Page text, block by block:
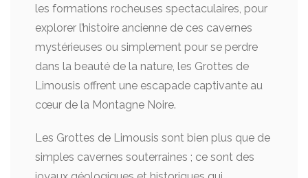
les formations rocheuses spectaculaires, pour
explorer l’histoire ancienne de ces cavernes
mystérieuses ou simplement pour se perdre
dans la beauté de la nature, les Grottes de
Limousis offrent une escapade captivante au
cœur de la Montagne Noire.
Les Grottes de Limousis sont bien plus que de
simples cavernes souterraines ; ce sont des